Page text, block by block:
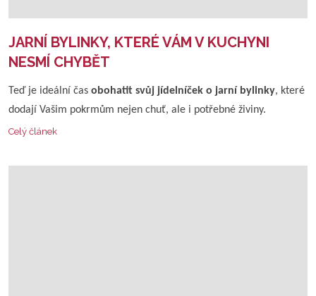
JARNÍ BYLINKY, KTERÉ VÁM V KUCHYNI
NESMÍ CHYBĚT
Teď je ideální čas obohatit svůj jídelníček o jarní bylinky, které
dodají Vašim pokrmům nejen chuť, ale i potřebné živiny.
Celý článek